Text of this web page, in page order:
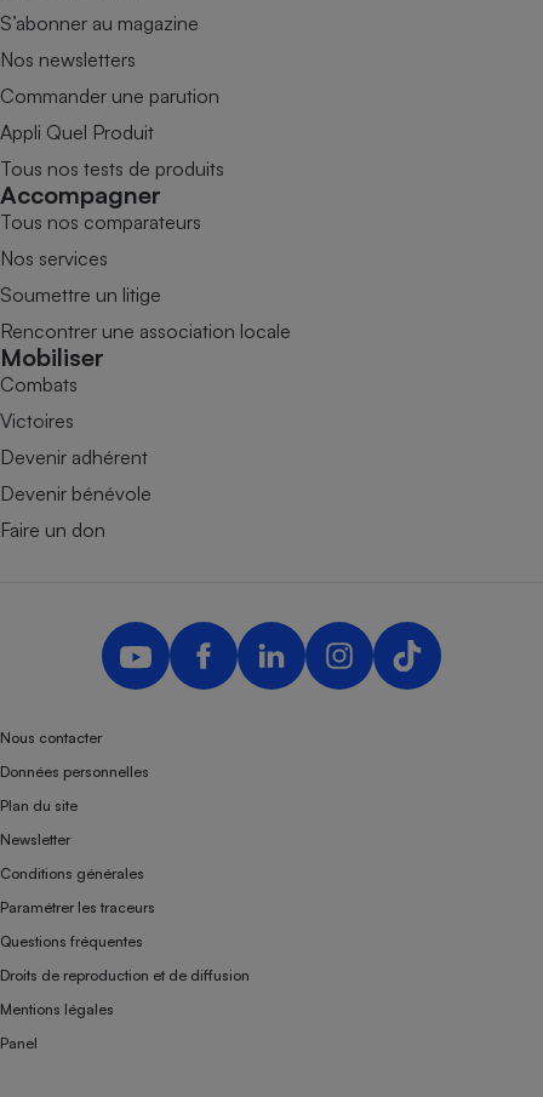
S’abonner au magazine
Nos newsletters
Commander une parution
Appli Quel Produit
Tous nos tests de produits
Accompagner
Tous nos comparateurs
Nos services
Soumettre un litige
Rencontrer une association locale
Mobiliser
Combats
Victoires
Devenir adhérent
Devenir bénévole
Faire un don
Nous contacter
Données personnelles
Plan du site
Newsletter
Conditions générales
Paramétrer les traceurs
Questions fréquentes
Droits de reproduction et de diffusion
Mentions légales
Panel